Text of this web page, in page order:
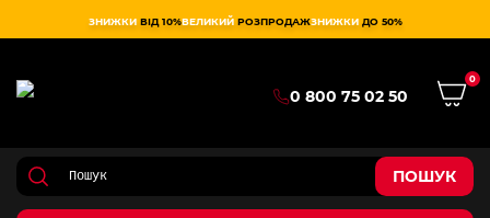
ЗНИЖКИ ВІД 10%ВЕЛИКИЙ РОЗПРОДАЖЗНИЖКИ ДО 50%
0 800 75 02 50
0
ПОШУК